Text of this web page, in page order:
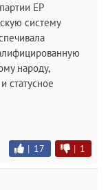
ЕР
систему
народу,
статусное
| 17 | 1